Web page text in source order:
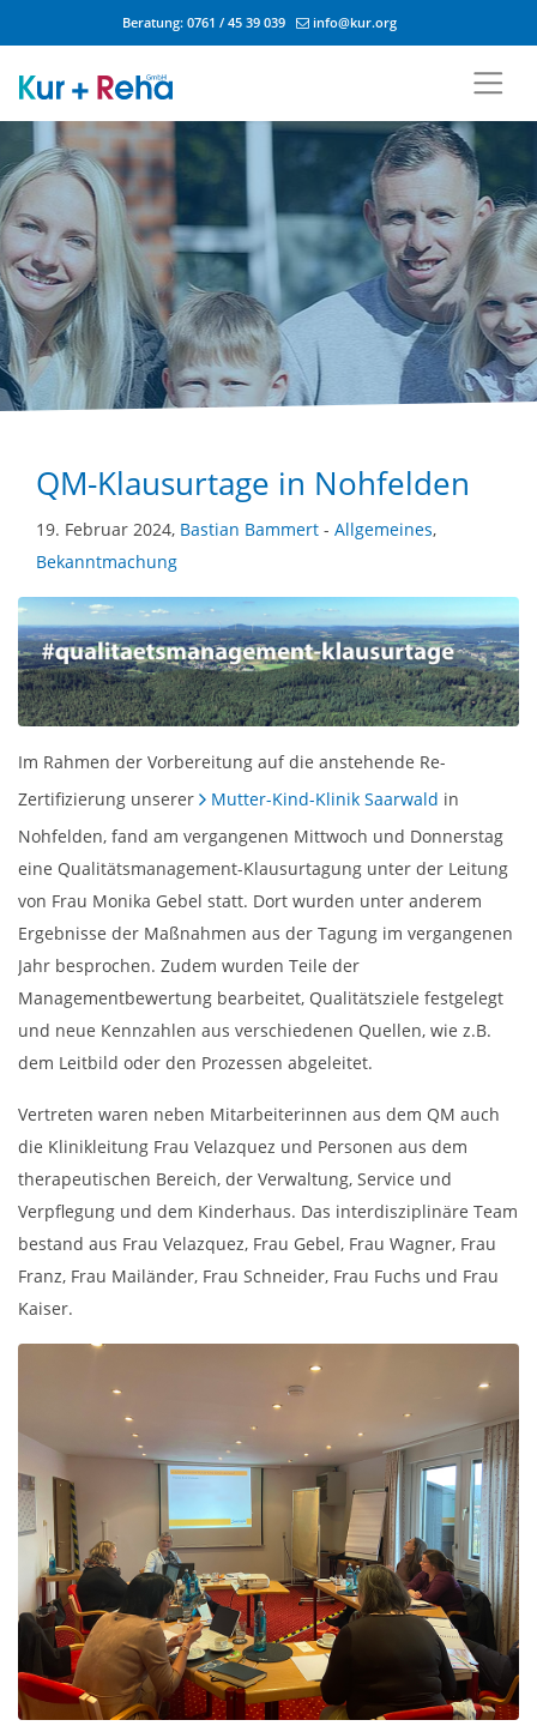
Beratung: 0761 / 45 39 039 info@kur.org
QM-Klausurtage in Nohfelden
19. Februar 2024, Bastian Bammert - Allgemeines,
Bekanntmachung
Im Rahmen der Vorbereitung auf die anstehende Re-
Zertifizierung unserer
Mutter-Kind-Klinik Saarwald in
Nohfelden, fand am vergangenen Mittwoch und Donnerstag
eine Qualitätsmanagement-Klausurtagung unter der Leitung
von Frau Monika Gebel statt. Dort wurden unter anderem
Ergebnisse der Maßnahmen aus der Tagung im vergangenen
Jahr besprochen. Zudem wurden Teile der
Managementbewertung bearbeitet, Qualitätsziele festgelegt
und neue Kennzahlen aus verschiedenen Quellen, wie z.B.
dem Leitbild oder den Prozessen abgeleitet.
Vertreten waren neben Mitarbeiterinnen aus dem QM auch
die Klinikleitung Frau Velazquez und Personen aus dem
therapeutischen Bereich, der Verwaltung, Service und
Verpflegung und dem Kinderhaus. Das interdisziplinäre Team
bestand aus Frau Velazquez, Frau Gebel, Frau Wagner, Frau
Franz, Frau Mailänder, Frau Schneider, Frau Fuchs und Frau
Kaiser.